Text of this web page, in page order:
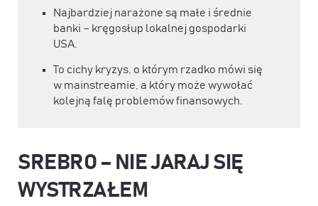
Najbardziej narażone są małe i średnie
banki – kręgosłup lokalnej gospodarki
USA.
To cichy kryzys, o którym rzadko mówi się
w mainstreamie, a który może wywołać
kolejną falę problemów finansowych.
SREBRO – NIE JARAJ SIĘ
WYSTRZAŁEM